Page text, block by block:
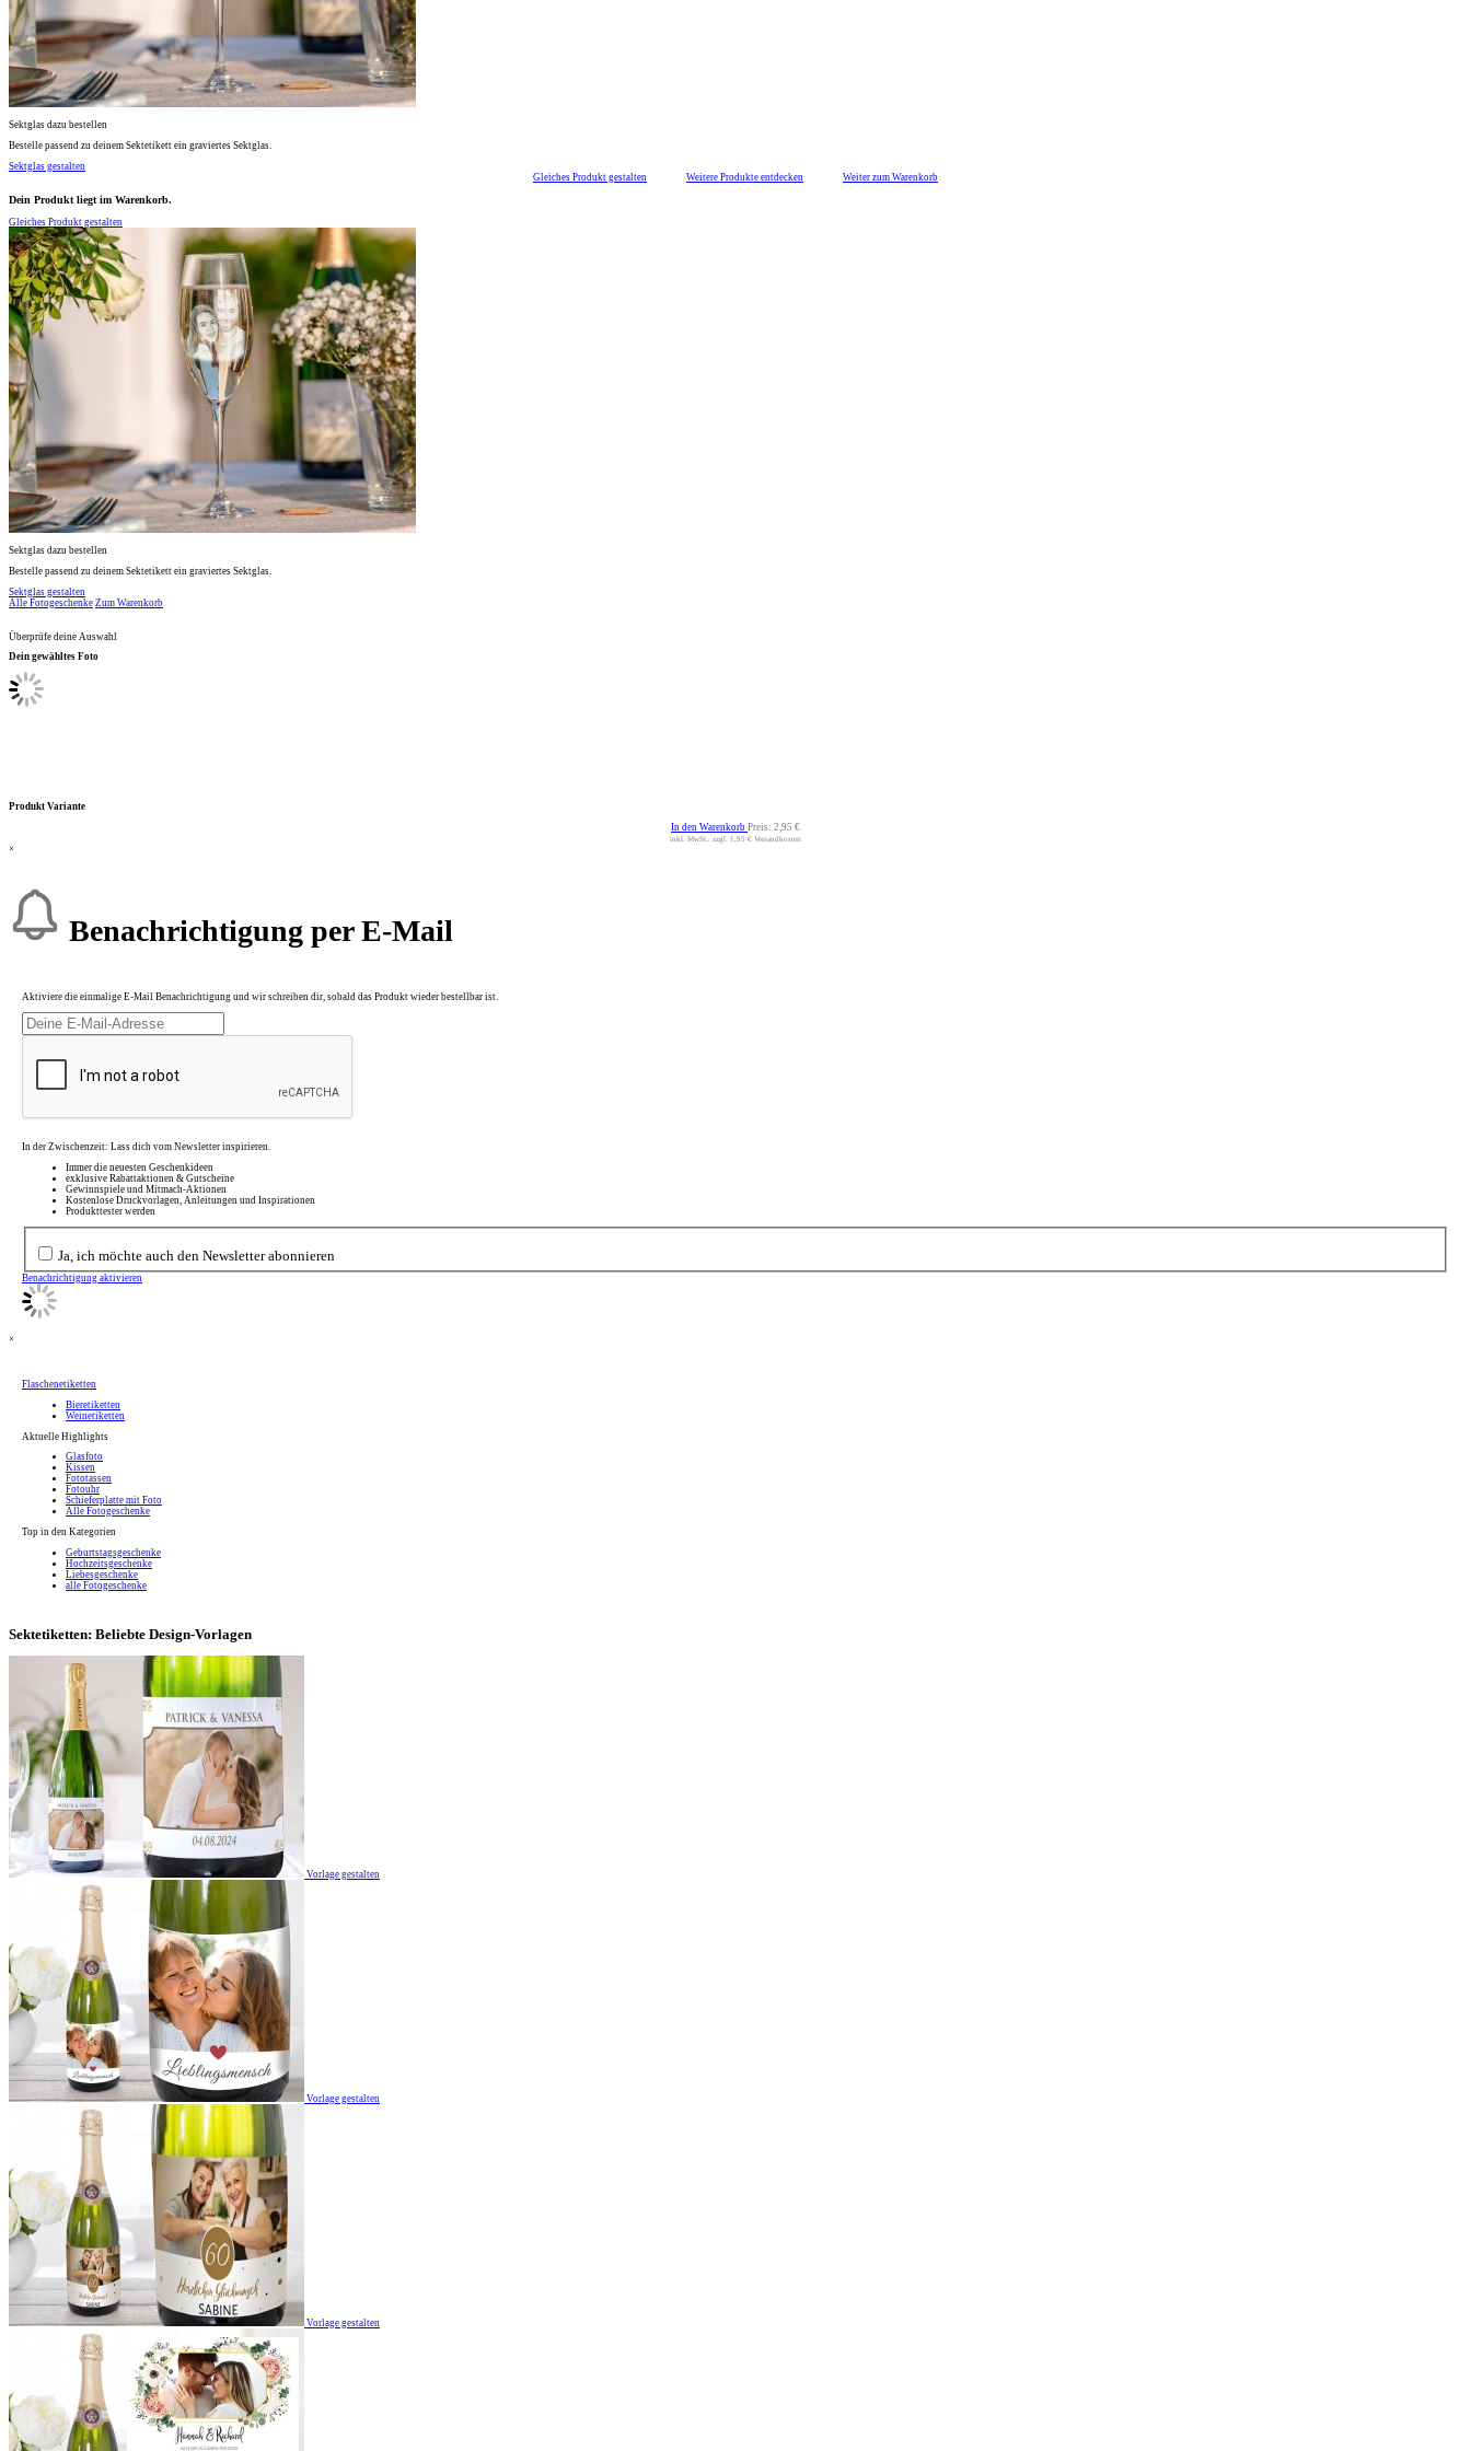
Sektglas dazu bestellen
Bestelle passend zu deinem Sektetikett ein graviertes Sektglas.
Sektglas gestalten
Gleiches Produkt gestalten
Weitere Produkte entdecken Weiter zum Warenkorb
Dein Produkt liegt im Warenkorb.
Gleiches Produkt gestalten
Sektglas dazu bestellen
Bestelle passend zu deinem Sektetikett ein graviertes Sektglas.
Sektglas gestalten
Alle Fotogeschenke Zum Warenkorb
Überprüfe deine Auswahl
Dein gewähltes Foto
Produkt Variante
In den Warenkorb Preis: 2,95 €
inkl. MwSt., zzgl. 1,95 € Versandkosten
×
Benachrichtigung per E-Mail
Aktiviere die einmalige E-Mail Benachrichtigung und wir schreiben dir, sobald das Produkt wieder bestellbar ist.
In der Zwischenzeit: Lass dich vom Newsletter inspirieren.
Immer die neuesten Geschenkideen
exklusive Rabattaktionen & Gutscheine
Gewinnspiele und Mitmach-Aktionen
Kostenlose Druckvorlagen, Anleitungen und Inspirationen
Produkttester werden
Ja, ich möchte auch den Newsletter abonnieren
Benachrichtigung aktivieren
×
Flaschenetiketten
Bieretiketten
Weinetiketten
Aktuelle Highlights
Glasfoto
Kissen
Fototassen
Fotouhr
Schieferplatte mit Foto
Alle Fotogeschenke
Top in den Kategorien
Geburtstagsgeschenke
Hochzeitsgeschenke
Liebesgeschenke
alle Fotogeschenke
Sektetiketten: Beliebte Design-Vorlagen
Vorlage gestalten
Vorlage gestalten
Vorlage gestalten